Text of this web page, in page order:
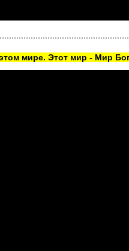
мире. Этот мир - Мир